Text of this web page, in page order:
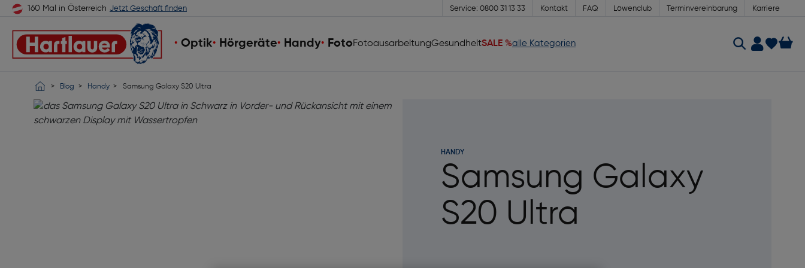
160 Mal in Österreich Jetzt Geschäft finden Service: 0800 31 13 33 Kontakt FAQ Löwenclub Terminvereinbarung Karriere
Optik Hörgeräte Handy FotoFotoausarbeitungGesundheitSALE %alle Kategorien
Blog Handy Samsung Galaxy S20 Ultra
HANDY
Samsung Galaxy
S20 Ultra